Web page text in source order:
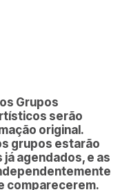
Grupos
serão
original.
grupos estarão
agendados, e as
comparecerem.